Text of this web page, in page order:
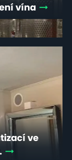
vína
ve